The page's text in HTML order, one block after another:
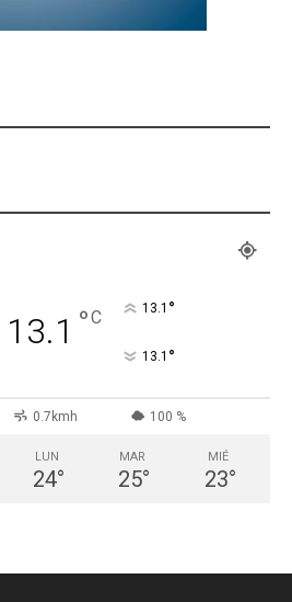
13.1 °C 13.1 °
13.1 °
0.7kmh 100 %
LUN
24°
MAR
25°
MIÉ
23°